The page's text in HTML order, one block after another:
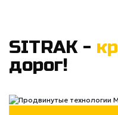
SITRAK -
дорог!